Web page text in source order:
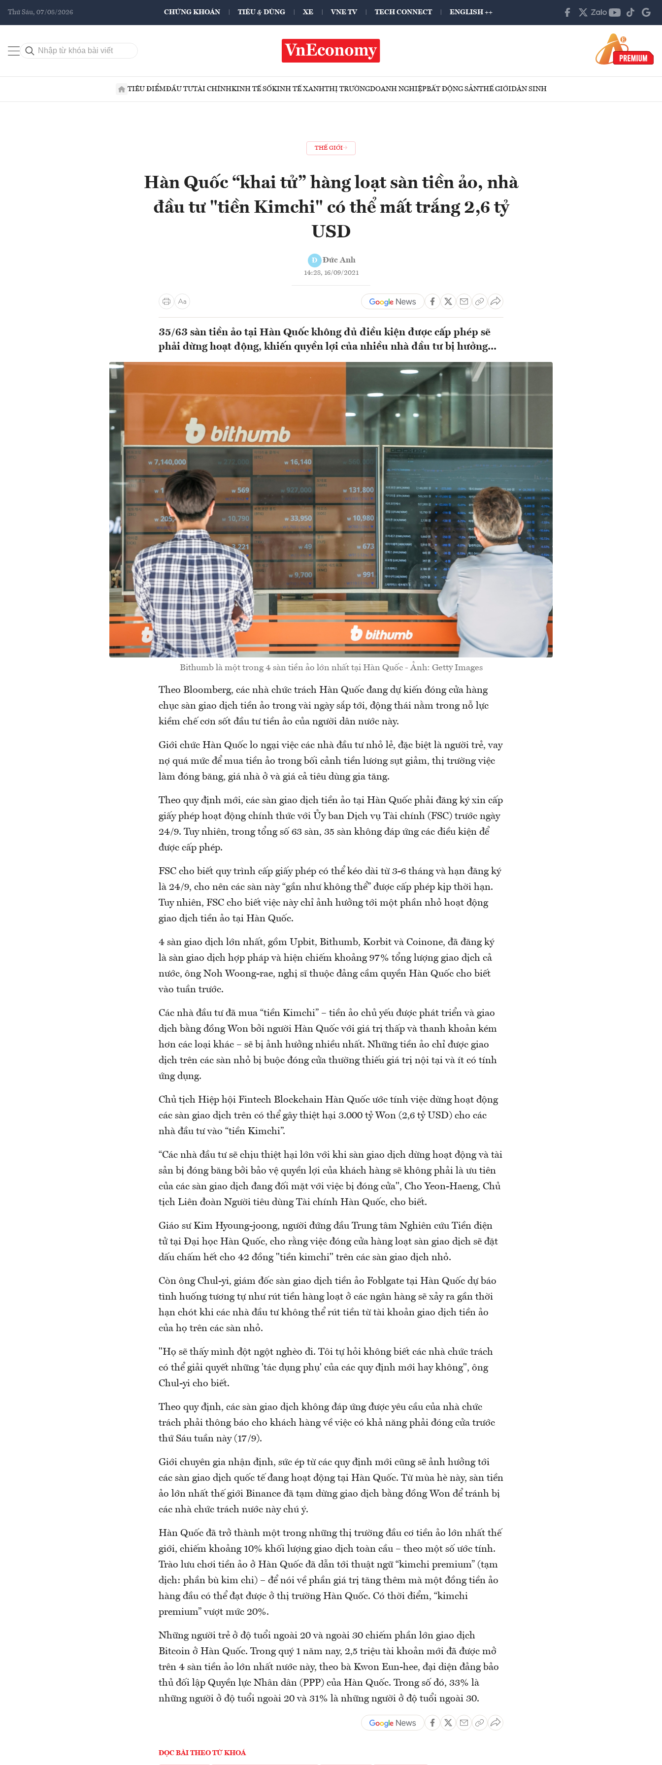
Thứ Sáu, 07/08/2026 CHỨNG KHOÁN TIÊU & DÙNG XE VNE TV TECH CONNECT ENGLISH ++
TIÊU ĐIỂMĐẦU TƯTÀI CHÍNHKINH TẾ SỐKINH TẾ XANHTHỊ TRƯỜNGDOANH NGHIỆPBẤT ĐỘNG SẢNTHẾ GIỚIDÂN SINH
THẾ GIỚI
Hàn Quốc “khai tử” hàng loạt sàn tiền ảo, nhà
đầu tư "tiền Kimchi" có thể mất trắng 2,6 tỷ
USD
Đ Đức Anh
14:28, 16/09/2021
35/63 sàn tiền ảo tại Hàn Quốc không đủ điều kiện được cấp phép sẽ
phải dừng hoạt động, khiến quyền lợi của nhiều nhà đầu tư bị hưởng...
Bithumb là một trong 4 sàn tiền ảo lớn nhất tại Hàn Quốc - Ảnh: Getty Images
Theo Bloomberg, các nhà chức trách Hàn Quốc đang dự kiến đóng cửa hàng
chục sàn giao dịch tiền ảo trong vài ngày sắp tới, động thái nằm trong nỗ lực
kiềm chế cơn sốt đầu tư tiền ảo của người dân nước này.
Giới chức Hàn Quốc lo ngại việc các nhà đầu tư nhỏ lẻ, đặc biệt là người trẻ, vay
nợ quá mức để mua tiền ảo trong bối cảnh tiền lương sụt giảm, thị trường việc
làm đóng băng, giá nhà ở và giá cả tiêu dùng gia tăng.
Theo quy định mới, các sàn giao dịch tiền ảo tại Hàn Quốc phải đăng ký xin cấp
giấy phép hoạt động chính thức với Ủy ban Dịch vụ Tài chính (FSC) trước ngày
24/9. Tuy nhiên, trong tổng số 63 sàn, 35 sàn không đáp ứng các điều kiện để
được cấp phép.
FSC cho biết quy trình cấp giấy phép có thể kéo dài từ 3-6 tháng và hạn đăng ký
là 24/9, cho nên các sàn này “gần như không thể” được cấp phép kịp thời hạn.
Tuy nhiên, FSC cho biết việc này chỉ ảnh hưởng tới một phần nhỏ hoạt động
giao dịch tiền ảo tại Hàn Quốc.
4 sàn giao dịch lớn nhất, gồm Upbit, Bithumb, Korbit và Coinone, đã đăng ký
là sàn giao dịch hợp pháp và hiện chiếm khoảng 97% tổng lượng giao dịch cả
nước, ông Noh Woong-rae, nghị sĩ thuộc đảng cầm quyền Hàn Quốc cho biết
vào tuần trước.
Các nhà đầu tư đã mua “tiền Kimchi” – tiền ảo chủ yếu được phát triển và giao
dịch bằng đồng Won bởi người Hàn Quốc với giá trị thấp và thanh khoản kém
hơn các loại khác – sẽ bị ảnh hưởng nhiều nhất. Những tiền ảo chỉ được giao
dịch trên các sàn nhỏ bị buộc đóng cửa thường thiếu giá trị nội tại và ít có tính
ứng dụng.
Chủ tịch Hiệp hội Fintech Blockchain Hàn Quốc ước tính việc dừng hoạt động
các sàn giao dịch trên có thể gây thiệt hại 3.000 tỷ Won (2,6 tỷ USD) cho các
nhà đầu tư vào “tiền Kimchi”.
“Các nhà đầu tư sẽ chịu thiệt hại lớn với khi sàn giao dịch dừng hoạt động và tài
sản bị đóng băng bởi bảo vệ quyền lợi của khách hàng sẽ không phải là ưu tiên
của các sàn giao dịch đang đối mặt với việc bị đóng cửa", Cho Yeon-Haeng, Chủ
tịch Liên đoàn Người tiêu dùng Tài chính Hàn Quốc, cho biết.
Giáo sư Kim Hyoung-joong, người đứng đầu Trung tâm Nghiên cứu Tiền điện
tử tại Đại học Hàn Quốc, cho rằng việc đóng cửa hàng loạt sàn giao dịch sẽ đặt
dấu chấm hết cho 42 đồng "tiền kimchi" trên các sàn giao dịch nhỏ.
Còn ông Chul-yi, giám đốc sàn giao dịch tiền ảo Foblgate tại Hàn Quốc dự báo
tình huống tương tự như rút tiền hàng loạt ở các ngân hàng sẽ xảy ra gần thời
hạn chót khi các nhà đầu tư không thể rút tiền từ tài khoản giao dịch tiền ảo
của họ trên các sàn nhỏ.
"Họ sẽ thấy mình đột ngột nghèo đi. Tôi tự hỏi không biết các nhà chức trách
có thể giải quyết những 'tác dụng phụ' của các quy định mới hay không", ông
Chul-yi cho biết.
Theo quy định, các sàn giao dịch không đáp ứng được yêu cầu của nhà chức
trách phải thông báo cho khách hàng về việc có khả năng phải đóng cửa trước
thứ Sáu tuần này (17/9).
Giới chuyên gia nhận định, sức ép từ các quy định mới cũng sẽ ảnh hưởng tới
các sàn giao dịch quốc tế đang hoạt động tại Hàn Quốc. Từ mùa hè này, sàn tiền
ảo lớn nhất thế giới Binance đã tạm dừng giao dịch bằng đồng Won để tránh bị
các nhà chức trách nước này chú ý.
Hàn Quốc đã trở thành một trong những thị trường đầu cơ tiền ảo lớn nhất thế
giới, chiếm khoảng 10% khối lượng giao dịch toàn cầu – theo một số ước tính.
Trào lưu chơi tiền ảo ở Hàn Quốc đã dẫn tới thuật ngữ “kimchi premium” (tạm
dịch: phần bù kim chi) – để nói về phần giá trị tăng thêm mà một đồng tiền ảo
hàng đầu có thể đạt được ở thị trường Hàn Quốc. Có thời điểm, “kimchi
premium” vượt mức 20%.
Những người trẻ ở độ tuổi ngoài 20 và ngoài 30 chiếm phần lớn giao dịch
Bitcoin ở Hàn Quốc. Trong quý 1 năm nay, 2,5 triệu tài khoản mới đã được mở
trên 4 sàn tiền ảo lớn nhất nước này, theo bà Kwon Eun-hee, đại diện đảng bảo
thủ đối lập Quyền lực Nhân dân (PPP) của Hàn Quốc. Trong số đó, 33% là
những người ở độ tuổi ngoài 20 và 31% là những người ở độ tuổi ngoài 30.
ĐỌC BÀI THEO TỪ KHOÁ